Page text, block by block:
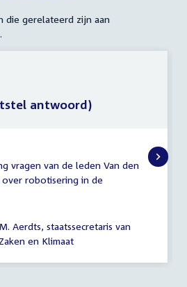
die gerelateerd zijn aan
vragen van de leden Van den
robotisering in de
Aerdts, staatssecretaris van
en Klimaat
antwoord)